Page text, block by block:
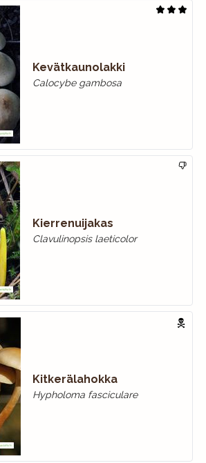
Kevätkaunolakki
Calocybe gambosa
Kierrenuijakas
Clavulinopsis laeticolor
Kitkerälahokka
Hypholoma fasciculare